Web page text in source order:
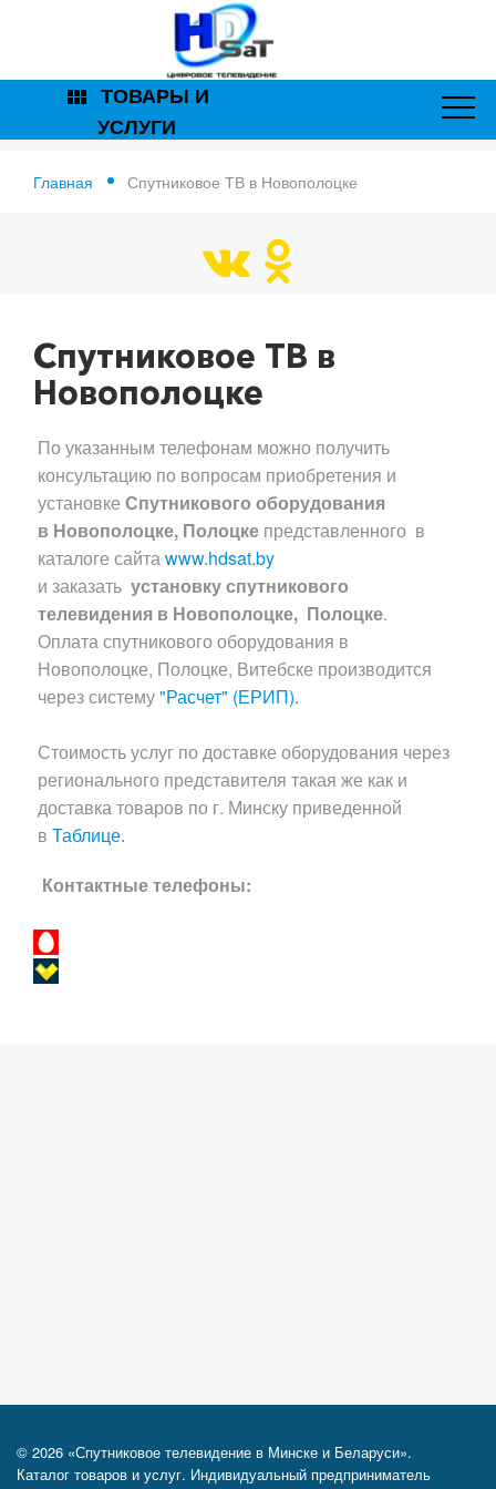
Главная Спутниковое ТВ в Новополоцке
view_module ТОВАРЫ И
УСЛУГИ
Спутниковое ТВ в
Новополоцке
По указанным телефонам можно получить
консультацию по вопросам приобретения и
установке Спутникового оборудования
в Новополоцке, Полоцке представленного в
каталоге сайтаwww.hdsat.by
и заказать установку спутникового
телевидения в Новополоцке, Полоцке.
Оплата спутникового оборудования в
Новополоцке, Полоцке, Витебске производится
через систему"Расчет" (ЕРИП).
Стоимость услуг по доставке оборудования через
регионального представителя такая же как и
доставка товаров по г. Минску приведенной
в Таблице.
Контактные телефоны:
© 2026 «Спутниковое телевидение в Минске и Беларуси».
Каталог товаров и услуг. Индивидуальный предприниматель